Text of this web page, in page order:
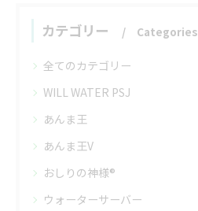
カテゴリー Categories
全てのカテゴリー
WILL WATER PSJ
あんま王
あんま王V
おしりの神様®
ウォーターサーバー